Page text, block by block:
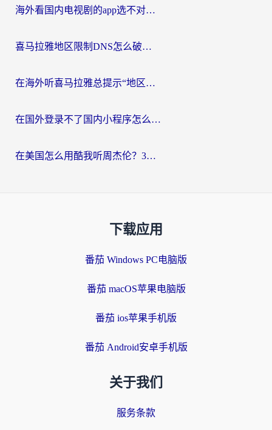
海外看国内电视剧的app选不对？这份回国加速器避坑指南帮你流畅追剧
喜马拉雅地区限制DNS怎么破？海外党听国内音乐听书的终极解决方案
在海外听喜马拉雅总提示“地区限制”？3步轻松解除+听国内音乐全攻略
在国外登录不了国内小程序怎么办？选对回国加速器，轻松解锁国内资源
在美国怎么用酷我听周杰伦？3步搞定海外听歌难题
下载应用
番茄 Windows PC电脑版
番茄 macOS苹果电脑版
番茄 ios苹果手机版
番茄 Android安卓手机版
关于我们
服务条款